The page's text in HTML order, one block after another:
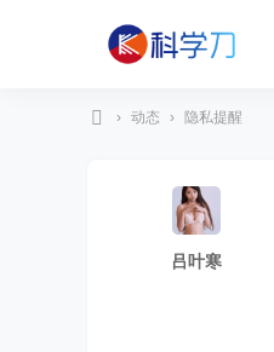
› 动态 › 隐私提醒
吕叶寒